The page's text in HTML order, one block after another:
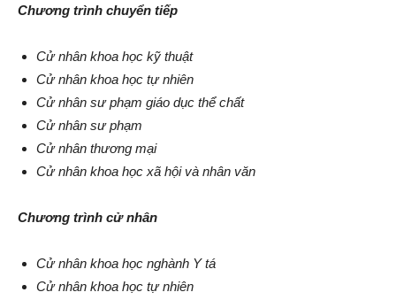
Chương trình chuyển tiếp
Cử nhân khoa học kỹ thuật
Cử nhân khoa học tự nhiên
Cử nhân sư phạm giáo dục thể chất
Cử nhân sư phạm
Cử nhân thương mại
Cử nhân khoa học xã hội và nhân văn
Chương trình cử nhân
Cử nhân khoa học nghành Y tá
Cử nhân khoa học tự nhiên